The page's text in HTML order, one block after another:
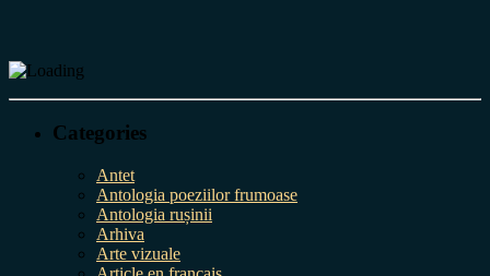
Categories
Antet
Antologia poeziilor frumoase
Antologia rușinii
Arhiva
Arte vizuale